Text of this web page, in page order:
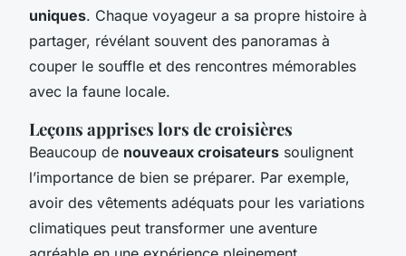
uniques. Chaque voyageur a sa propre histoire à
partager, révélant souvent des panoramas à
couper le souffle et des rencontres mémorables
avec la faune locale.
Leçons apprises lors de croisières
Beaucoup de nouveaux croisateurs soulignent
l’importance de bien se préparer. Par exemple,
avoir des vêtements adéquats pour les variations
climatiques peut transformer une aventure